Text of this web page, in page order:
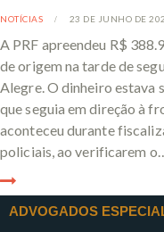
NOTÍCIAS 23 DE JUNHO DE
A PRF apreendeu R$
de origem na tarde de
Alegre. O dinheiro estava
que seguia em direção à
aconteceu durante
policiais, ao verificarem
ADVOGADOS